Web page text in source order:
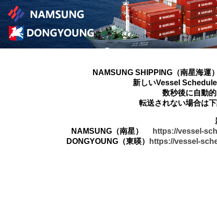
NAMSUNG SHIPPING（南星海運
新しいVessel
数秒後に自動
転送されない場合は
NAMSUNG（南星）
https://vessel-
DONGYOUNG（東暎）
https://vessel-